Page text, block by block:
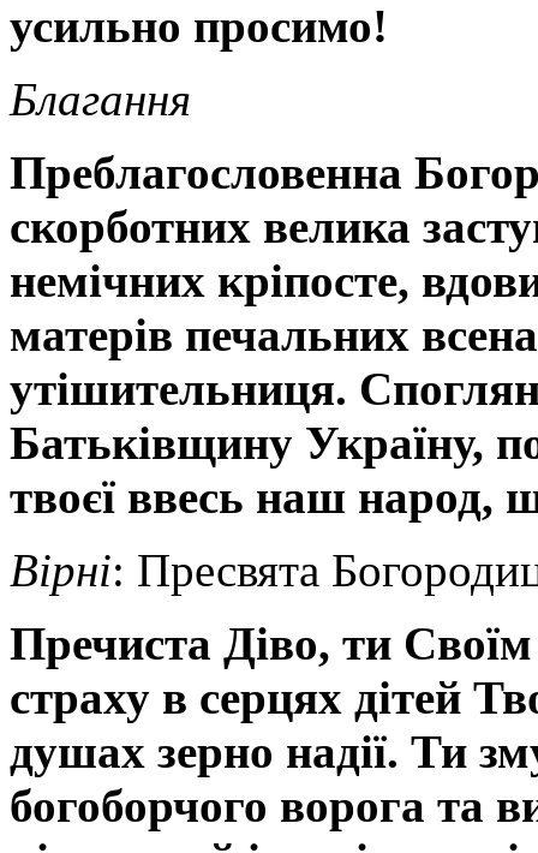
усильно просимо!
Благання
Преблагословенна
скорботних велика
немічних кріпосте,
матерів печальних
утішительниця.
Батьківщину Україну,
твоєї ввесь наш народ,
Вірні: Пресвята
Пречиста Діво, ти
страху в серцях дітей
душах зерно надії. Ти
богоборчого ворога та